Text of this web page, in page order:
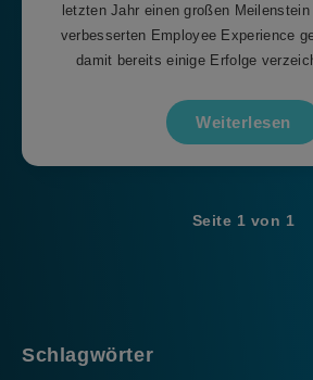
letzten Jahr einen großen
verbesserten Employee Experience
damit bereits einige Erfolge
Weiterlesen
Seite 1 von 1
Schlagwörter